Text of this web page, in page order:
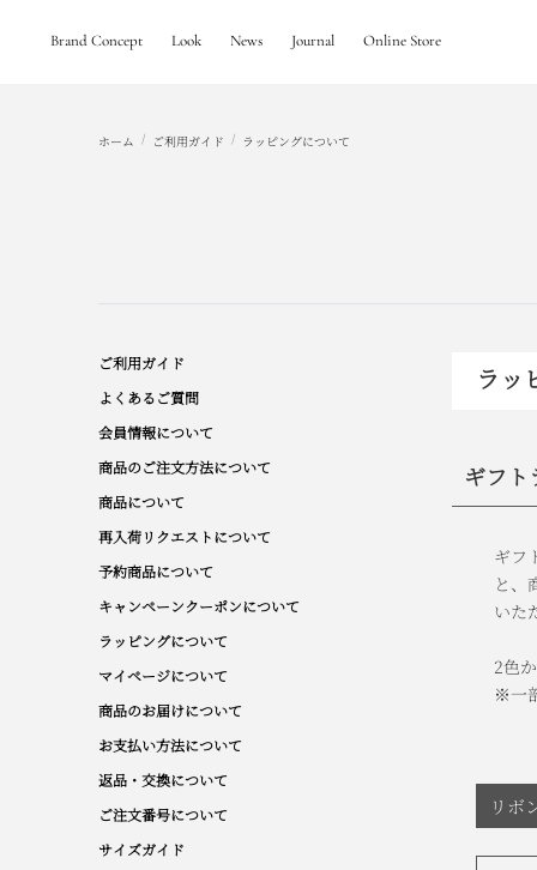
Brand Concept Look News Journal Online Store
ホーム ご利用ガイド ラッピングについて
ラッ
ギフ
ギフ
と、
いた
2色
※一
リボ
ご利用ガイド
よくあるご質問
会員情報について
商品のご注文方法について
商品について
再入荷リクエストについて
予約商品について
キャンペーンクーポンについて
ラッピングについて
マイページについて
商品のお届けについて
お支払い方法について
返品・交換について
ご注文番号について
サイズガイド